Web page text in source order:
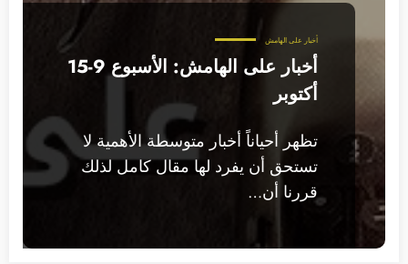
أخبار على الهامش
أخبار على الهامش: الأسبوع 9-15
أكتوبر
تظهر أحياناً أخبار متوسطة الأهمية لا
تستحق أن يفرد لها مقال كامل لذلك
قررنا أن…